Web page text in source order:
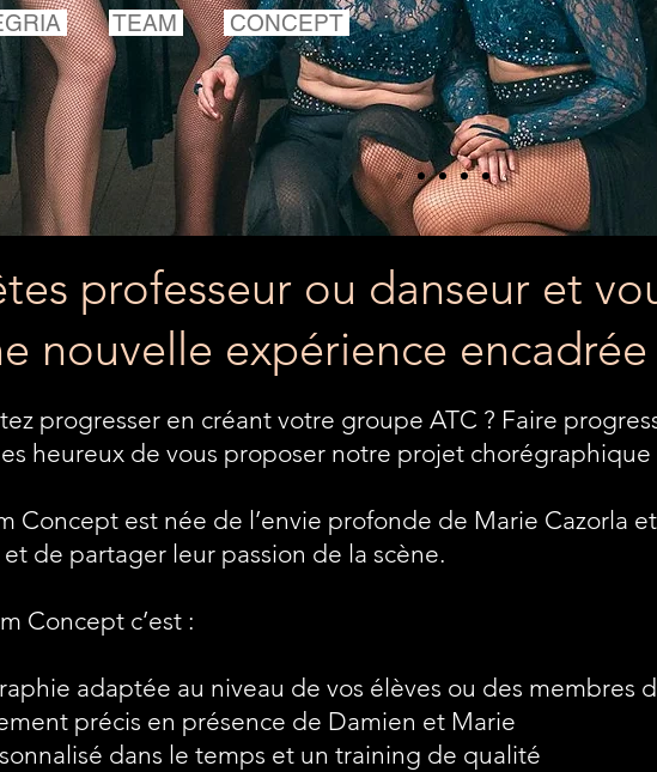
TEAM CONCEPT
professeur ou danseur et
nouvelle expérience
progresser en créant votre groupe ATC ? Faire
heureux de vous proposer notre projet
Concept est née de l’envie profonde de Marie Cazorla
de partager leur passion de la scène.
Concept c’est :
adaptée au niveau de vos élèves ou des membres
précis en présence de Damien et Marie
dans le temps et un training de qualité